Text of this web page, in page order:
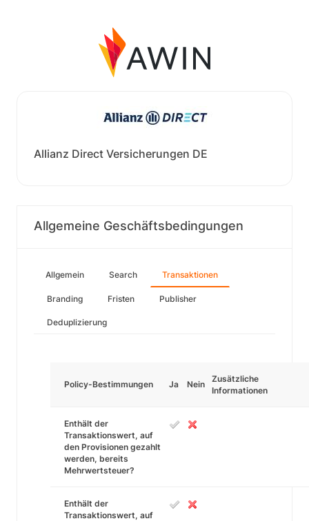
Allianz Direct Versicherungen DE
Allgemeine Geschäftsbedingungen
Allgemein Search Transaktionen
Branding Fristen Publisher
Deduplizierung
Policy-Bestimmungen Ja Nein
Zusätzliche
Informationen
Enthält der
Transaktionswert, auf
den Provisionen gezahlt
werden, bereits
Mehrwertsteuer?
Enthält der
Transaktionswert, auf